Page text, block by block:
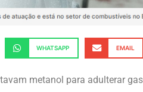
WHATSAPP EMAIL
metanol para adulterar